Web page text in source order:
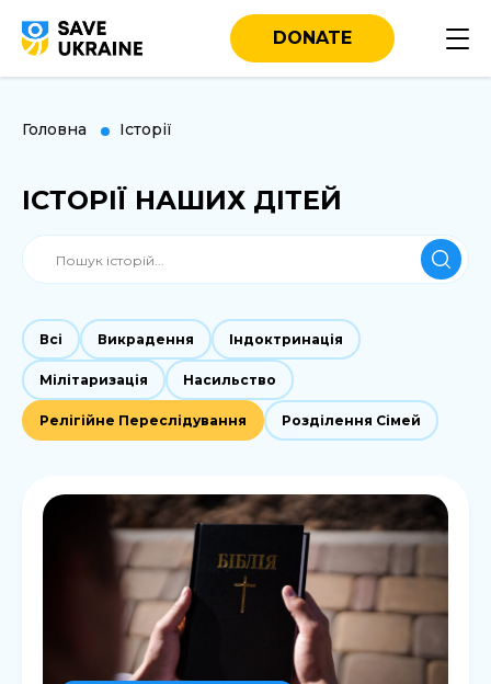
DONATE
Головна Історії
ІСТОРІЇ НАШИХ ДІТЕЙ
Всі Викрадення Індоктринація
Мілітаризація Насильство
Релігійне Переслідування Розділення Сімей